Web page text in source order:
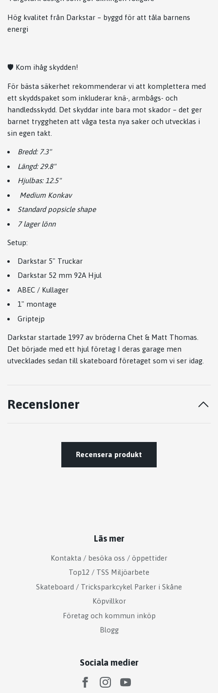
Hög kvalitet från Darkstar – byggd för att tåla barnens
energi
🛡️ Kom ihåg skydden!
För bästa säkerhet rekommenderar vi att komplettera med
ett skyddspaket som inkluderar knä-, armbågs- och
handledsskydd. Det skyddar inte bara mot skador – det ger
barnet tryggheten att våga testa nya saker och utvecklas i
sin egen takt.
Bredd: 7.3"
Längd: 29.8"
Hjulbas: 12.5"
Medium Konkav
Standard popsicle shape
7 lager lönn
Setup:
Darkstar 5" Truckar
Darkstar 52 mm 92A Hjul
ABEC / Kullager
1" montage
Griptejp
Darkstar startade 1997 av bröderna Chet & Matt Thomas.
Det började med ett hjul företag I deras garage men
utvecklades sedan till skateboard företaget som vi ser idag.
Recensioner
Recensera produkt
Läs mer
Kontakta / besöka oss / öppettider
Top12 / TSS Miljöarbete
Skateboard / Tricksparkcykel Parker i Skåne
Köpvillkor
Företag och kommun inköp
Blogg
Sociala medier